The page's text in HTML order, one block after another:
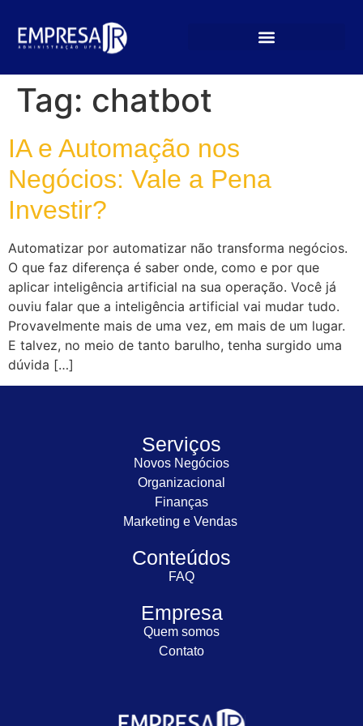
Tag: chatbot
IA e Automação nos
Negócios: Vale a Pena
Investir?
Automatizar por automatizar não transforma negócios.
O que faz diferença é saber onde, como e por que
aplicar inteligência artificial na sua operação. Você já
ouviu falar que a inteligência artificial vai mudar tudo.
Provavelmente mais de uma vez, em mais de um lugar.
E talvez, no meio de tanto barulho, tenha surgido uma
dúvida […]
Serviços
Novos Negócios
Organizacional
Finanças
Marketing e Vendas
Conteúdos
FAQ
Empresa
Quem somos
Contato